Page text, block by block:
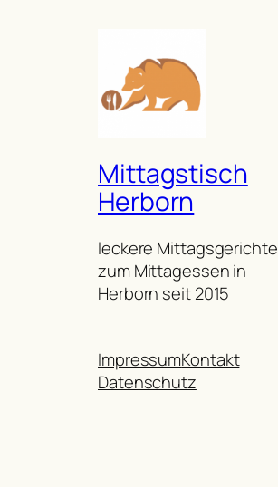
Mittagstisch
Herborn
leckere Mittagsgerichte
zum Mittagessen in
Herborn seit 2015
ImpressumKontakt
Datenschutz